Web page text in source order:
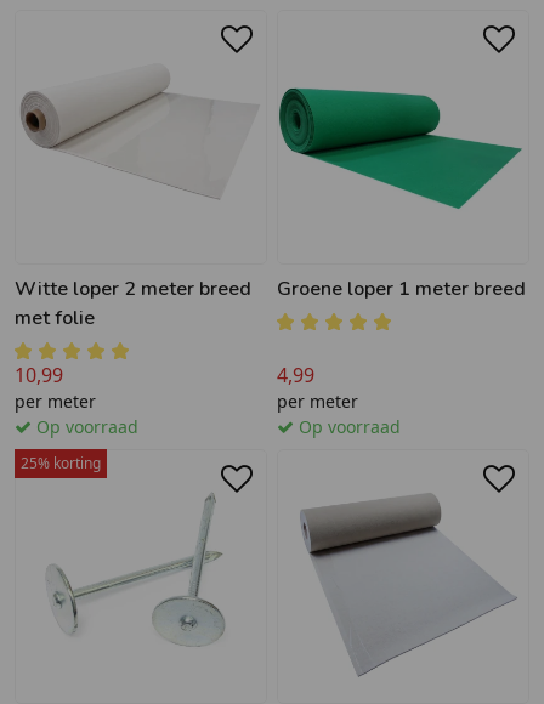
Witte loper 2 meter breed
met folie
10,99
per meter
Op voorraad
Groene loper 1 meter breed
4,99
per meter
Op voorraad
25% korting